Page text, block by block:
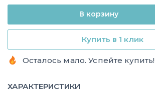
Купить в 1 клик
В корзину
Осталось мало. Успейте купить!
ХАРАКТЕРИСТИКИ